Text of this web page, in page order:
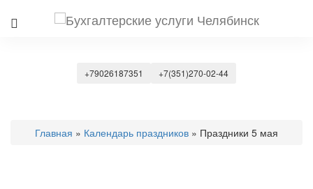
+79026187351 +7(351)270-02-44
Главная » Календарь праздников » Праздники 5 мая